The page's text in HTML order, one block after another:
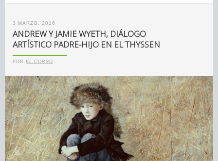
3 MARZO, 2016
ANDREW Y JAMIE WYETH, DIÁLOGO
ARTÍSTICO PADRE-HIJO EN EL THYSSEN
POR EL CORSO